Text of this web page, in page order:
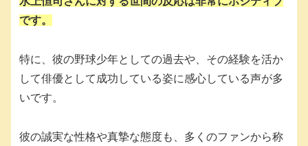
です。
特に、彼の野球少年としての過去や、その経験を活か
して俳優として成功している姿に感心している声が多
いです。
彼の誠実な性格や真摯な態度も、多くのファンから称